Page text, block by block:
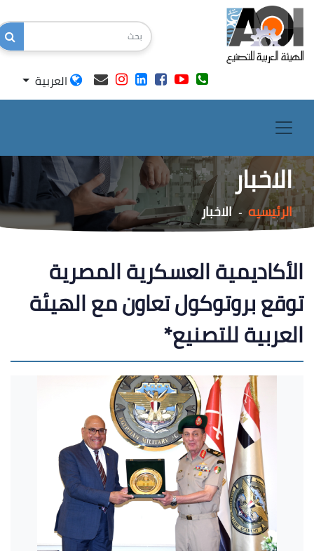
العربية
الاخبار
الرئيسيه الاخبار
الأكاديمية العسكرية المصرية
توقع بروتوكول تعاون مع الهيئة
العربية للتصنيع*